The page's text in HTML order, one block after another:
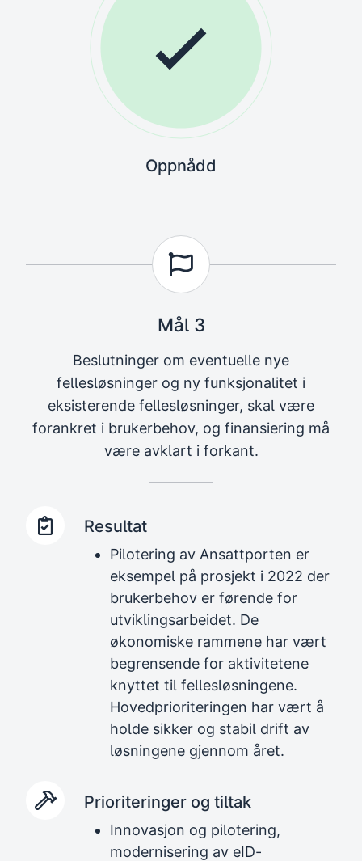
Oppnådd
Mål 3
Beslutninger om eventuelle nye
fellesløsninger og ny funksjonalitet i
eksisterende fellesløsninger, skal være
forankret i brukerbehov, og finansiering må
være avklart i forkant.
Resultat
Pilotering av Ansattporten er
eksempel på prosjekt i 2022 der
brukerbehov er førende for
utviklingsarbeidet. De
økonomiske rammene har vært
begrensende for aktivitetene
knyttet til fellesløsningene.
Hovedprioriteringen har vært å
holde sikker og stabil drift av
løsningene gjennom året.
Prioriteringer og tiltak
Innovasjon og pilotering,
modernisering av eID-